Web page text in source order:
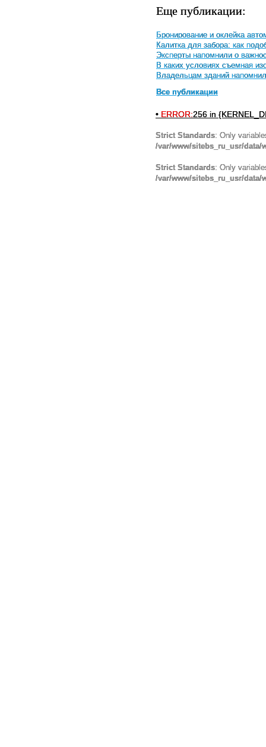
Еще публикации:
Бронирование и оклейка
Калитка для забора: как
Эксперты напомнили о
В каких условиях съемная
Владельцам зданий
Все публикации
• ERROR:256 in
Strict Standards: Only
/var/www/sitebs_ru_usr/
Strict Standards: Only
/var/www/sitebs_ru_usr/